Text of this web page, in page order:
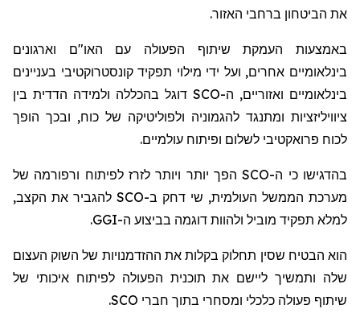
את הביטחון ברחבי האזור.
באמצעות העמקת שיתוף הפעולה עם האו"ם וארגונים
בינלאומיים אחרים, ועל ידי מילוי תפקיד קונסטרוקטיבי בעניינים
בינלאומיים ואזוריים, ה-SCO דוגל בהכללה ולמידה הדדית בין
ציוויליזציות ומתנגד להגמוניה ולפוליטיקה של כוח, ובכך הופך
לכוח פרואקטיבי לשלום ופיתוח עולמיים.
בהדגישו כי ה-SCO הפך יותר ויותר לזרז לפיתוח ורפורמה של
מערכת הממשל העולמית, שי דחק ב-SCO להגביר את הקצב,
למלא תפקיד מוביל ולהוות דוגמה בביצוע ה-GGI.
הוא הבטיח שסין תחלוק בקלות את ההזדמנויות של השוק העצום
שלה ותמשיך ליישם את תוכנית הפעולה לפיתוח איכותי של
שיתוף פעולה כלכלי ומסחרי בתוך חברי SCO.